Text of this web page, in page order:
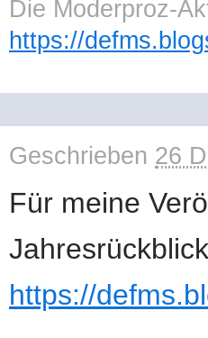
Die Moderproz-
https://
Geschrieben 26
Für meine
https://